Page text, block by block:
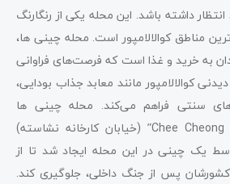
داشته باشد. این محله یکی از رنگارنگ
مناطق کوالالامپور است. محله چینی ها،
به خرید و غذا است که فرصت‌های فراوانی
کوالالامپور مانند معابد جذاب بودایی،
سنتی فراهم می‌کند. محله چینی ها
همچنین به عنوان “Chee Cheong Kai” (خیابان کارخانه نشاسته)
یک چینی در این محله ایجاد شد تا از
پس از جنگ داخلی، جلوگیری کند.